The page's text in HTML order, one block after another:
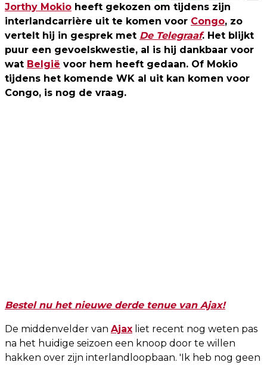
Jorthy Mokio heeft gekozen om tijdens zijn
interlandcarrière uit te komen voor Congo, zo
vertelt hij in gesprek met De Telegraaf. Het blijkt
puur een gevoelskwestie, al is hij dankbaar voor
wat België voor hem heeft gedaan. Of Mokio
tijdens het komende WK al uit kan komen voor
Congo, is nog de vraag.
Bestel nu het nieuwe derde tenue van Ajax!
De middenvelder van Ajax liet recent nog weten pas
na het huidige seizoen een knoop door te willen
hakken over zijn interlandloopbaan. 'Ik heb nog geen